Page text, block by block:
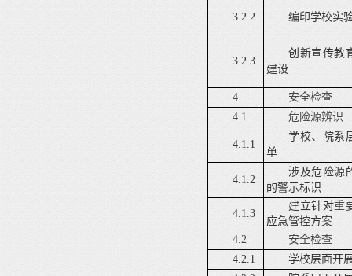
3.2.2 编印学校实
3.2.3
创新宣传教
建设
4
安全检查
4.1
危险源辨识
4.1.1
学校、院系
单
4.1.2
涉及危险源
的警示标识
4.1.3
建立针对重
应急管控方案
4.2
安全检查
4.2.1
学校层面开